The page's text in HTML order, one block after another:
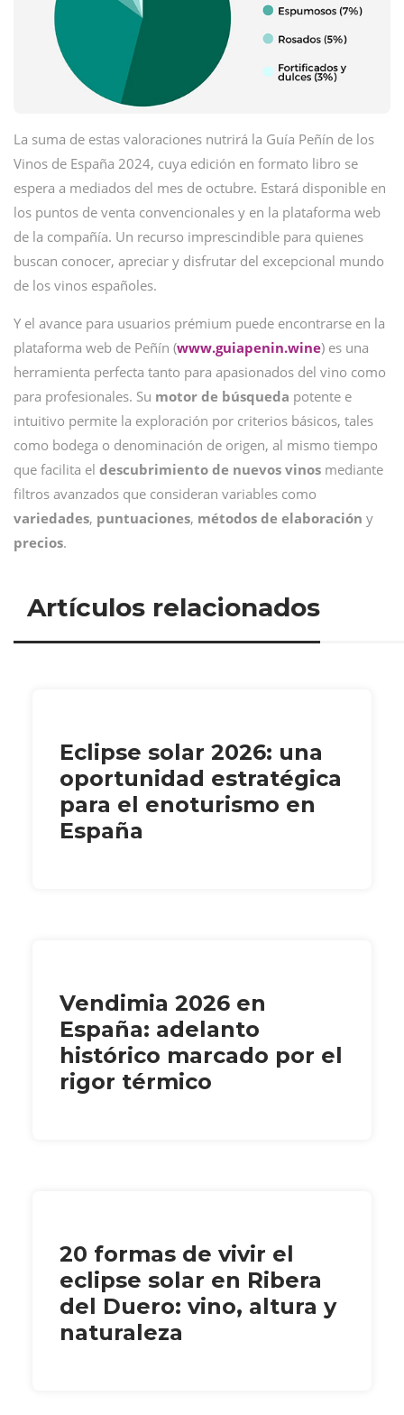
La suma de estas valoraciones nutrirá la Guía Peñín de los
Vinos de España 2024, cuya edición en formato libro se
espera a mediados del mes de octubre. Estará disponible en
los puntos de venta convencionales y en la plataforma web
de la compañía. Un recurso imprescindible para quienes
buscan conocer, apreciar y disfrutar del excepcional mundo
de los vinos españoles.
Y el avance para usuarios prémium puede encontrarse en la
plataforma web de Peñín (www.guiapenin.wine) es una
herramienta perfecta tanto para apasionados del vino como
para profesionales. Su motor de búsqueda potente e
intuitivo permite la exploración por criterios básicos, tales
como bodega o denominación de origen, al mismo tiempo
que facilita el descubrimiento de nuevos vinos mediante
filtros avanzados que consideran variables como
variedades, puntuaciones, métodos de elaboración y
precios.
Artículos relacionados
Eclipse solar 2026: una
oportunidad estratégica
para el enoturismo en
España
Vendimia 2026 en
España: adelanto
histórico marcado por el
rigor térmico
20 formas de vivir el
eclipse solar en Ribera
del Duero: vino, altura y
naturaleza